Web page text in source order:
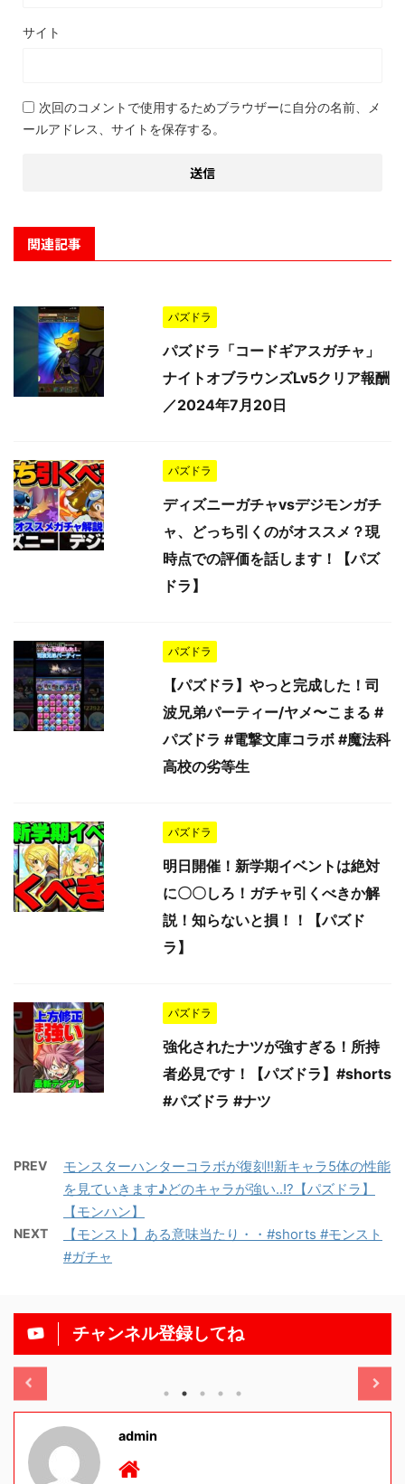
サイト
次回のコメントで使用するためブラウザーに自分の名前、メ
ールアドレス、サイトを保存する。
関連記事
パズドラ
パズドラ「コードギアスガチャ」
ナイトオブラウンズLv5クリア報酬
／2024年7月20日
パズドラ
ディズニーガチャvsデジモンガチ
ャ、どっち引くのがオススメ？現
時点での評価を話します！【パズ
ドラ】
パズドラ
【パズドラ】やっと完成した！司
波兄弟パーティー/ヤメ〜こまる #
パズドラ #電撃文庫コラボ #魔法科
高校の劣等生
パズドラ
明日開催！新学期イベントは絶対
に〇〇しろ！ガチャ引くべきか解
説！知らないと損！！【パズド
ラ】
パズドラ
強化されたナツが強すぎる！所持
者必見です！【パズドラ】#shorts
#パズドラ #ナツ
PREV
モンスターハンターコラボが復刻!!新キャラ5体の性能
を見ていきます♪どのキャラが強い..!?【パズドラ】
【モンハン】
NEXT
【モンスト】ある意味当たり・・#shorts #モンスト
#ガチャ
チャンネル登録してね
11/13
admin